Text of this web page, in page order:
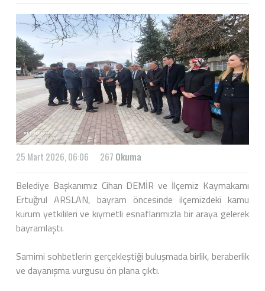
25 Mart 2026, 06:06 267 Okuma
Belediye Başkanımız Cihan DEMİR ve İlçemiz Kaymakamı
Ertuğrul ARSLAN, bayram öncesinde ilçemizdeki kamu
kurum yetkilileri ve kıymetli esnaflarımızla bir araya gelerek
bayramlaştı.
Samimi sohbetlerin gerçekleştiği buluşmada birlik, beraberlik
ve dayanışma vurgusu ön plana çıktı.